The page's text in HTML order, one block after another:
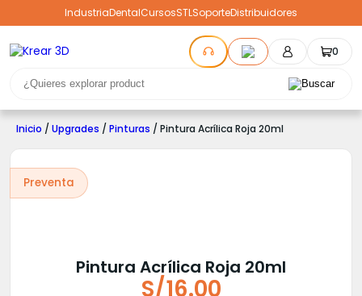
IndustriaDentalCursosSTLSoporteDistribuidores
0
Inicio / Upgrades / Pinturas / Pintura Acrílica Roja 20ml
Preventa
Pintura Acrílica Roja 20ml
S/16.00